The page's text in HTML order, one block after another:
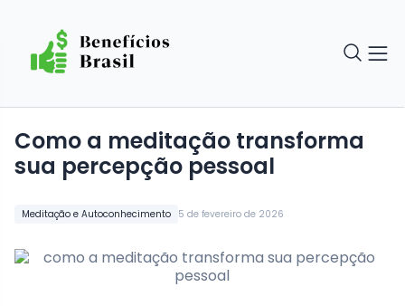
Meditação e Autoconhecimento 5 de fevereiro de 2026
como a meditação transforma
sua percepção pessoal